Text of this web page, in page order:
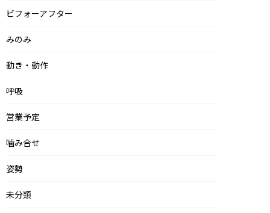
ビフォーアフター
みのみ
動き・動作
呼吸
営業予定
噛み合せ
姿勢
未分類